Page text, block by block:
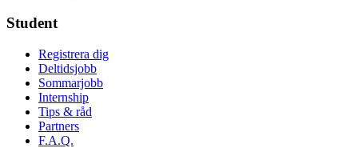
Student
Registrera dig
Deltidsjobb
Sommarjobb
Internship
Tips & råd
Partners
F.A.Q.